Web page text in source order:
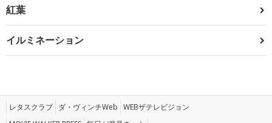
紅葉
イルミネーション
レタスクラブ ダ・ヴィンチWeb WEBザテレビジョン